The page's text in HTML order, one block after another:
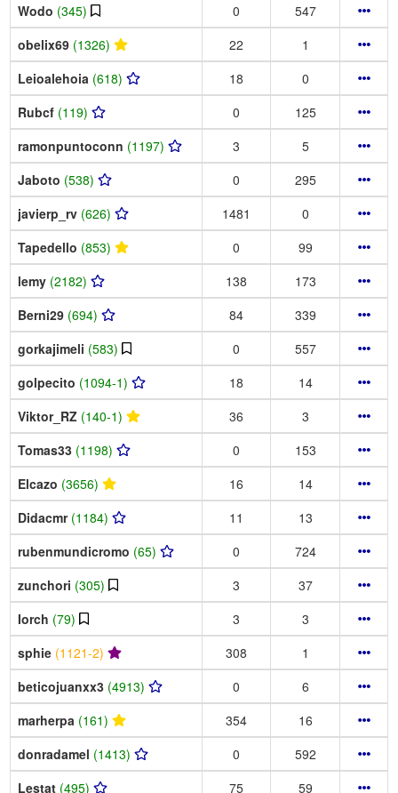
Wodo (345) 0
547
obelix69 (1326) 22
1
Leioalehoia (618) 18
0
Rubcf (119) 0
125
ramonpuntoconn (1197) 3
5
Jaboto (538) 0
295
javierp_rv (626) 1481
0
Tapedello (853) 0
99
lemy (2182) 138
173
Berni29 (694) 84
339
gorkajimeli (583) 0
557
golpecito (1094-1) 18
14
Viktor_RZ (140-1) 36
3
Tomas33 (1198) 0
153
Elcazo (3656) 16
14
Didacmr (1184) 11
13
rubenmundicromo (65) 0
724
zunchori (305) 3
37
Iorch (79) 3
3
sphie (1121-2) 308
1
beticojuanxx3 (4913) 0
6
marherpa (161) 354
16
donradamel (1413) 0
592
Lestat (495) 75 59